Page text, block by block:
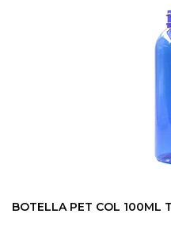
BOTELLA PET COL 100ML